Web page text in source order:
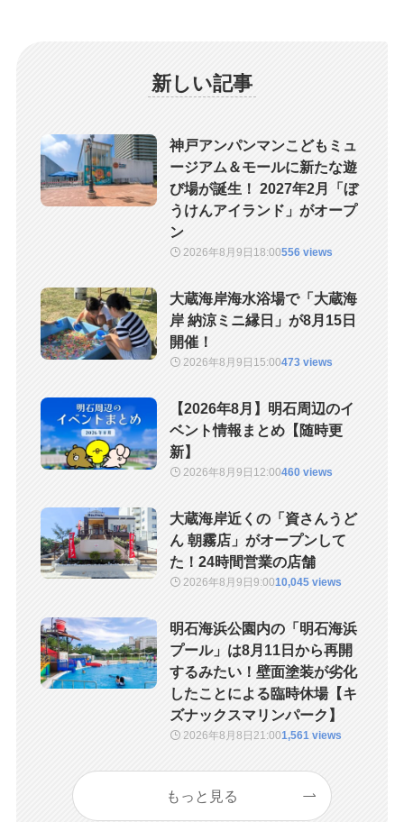
新しい記事
神戸アンパンマンこどもミュ
ージアム＆モールに新たな遊
び場が誕生！ 2027年2月「ぼ
うけんアイランド」がオープ
ン
2026年8月9日 18:00556 views
大蔵海岸海水浴場で「大蔵海
岸 納涼ミニ縁日」が8月15日
開催！
2026年8月9日 15:00473 views
【2026年8月】明石周辺のイ
ベント情報まとめ【随時更
新】
2026年8月9日 12:00460 views
大蔵海岸近くの「資さんうど
ん 朝霧店」がオープンして
た！24時間営業の店舗
2026年8月9日9:0010,045 views
明石海浜公園内の「明石海浜
プール」は8月11日から再開
するみたい！壁面塗装が劣化
したことによる臨時休場【キ
ズナックスマリンパーク】
2026年8月8日 21:001,561 views
もっと見る